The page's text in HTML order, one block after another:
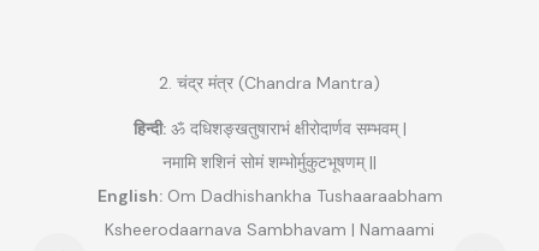
2. चंद्र मंत्र (Chandra Mantra)
हिन्दी:ॐ दधिशङ्खतुषाराभं क्षीरोदार्णव सम्भवम् |
नमामि शशिनं सोमं शम्भोर्मुकुटभूषणम् ||
English:Om Dadhishankha Tushaaraabham
Ksheerodaarnava Sambhavam | Namaami